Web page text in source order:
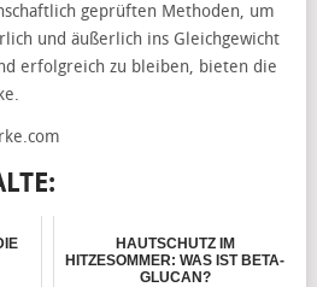
geprüften Methoden, um
und äußerlich ins Gleichgewicht
erfolgreich zu bleiben, bieten die
HAUTSCHUTZ IM
HITZESOMMER: WAS IST BETA-
GLUCAN?